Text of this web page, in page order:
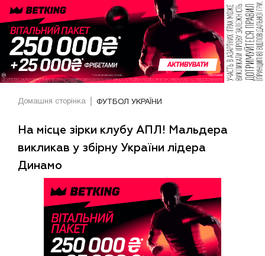
Домашня сторінка ФУТБОЛ УКРАЇНИ
На місце зірки клубу АПЛ! Мальдера
викликав у збірну України лідера
Динамо